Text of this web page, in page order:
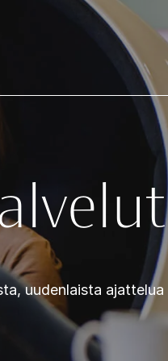
uudenlaista ajattelua